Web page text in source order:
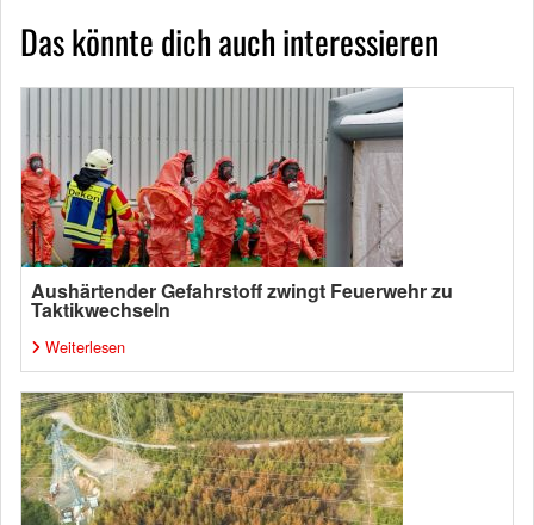
Das könnte dich auch interessieren
Aushärtender Gefahrstoff zwingt Feuerwehr zu
Taktikwechseln
Weiterlesen